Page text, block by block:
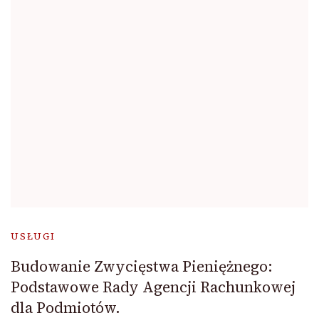
USŁUGI
Budowanie Zwycięstwa Pieniężnego:
Podstawowe Rady Agencji Rachunkowej
dla Podmiotów.